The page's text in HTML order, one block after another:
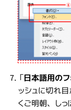
「日本語用のフ
ッシュに切れ
くご明朝、し